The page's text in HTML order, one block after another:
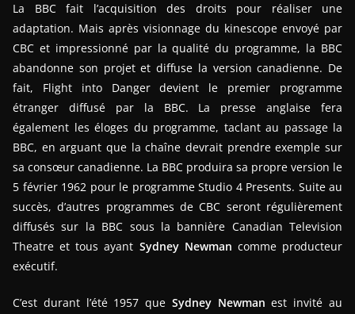
La BBC fait l’acquisition des droits pour réaliser une
adaptation. Mais après visionnage du kinescope envoyé par
CBC et impressionné par la qualité du programme, la BBC
abandonne son projet et diffuse la version canadienne. De
fait, Flight into Danger devient le premier programme
étranger diffusé par la BBC. La presse anglaise fera
également les éloges du programme, taclant au passage la
BBC, en arguant que la chaîne devrait prendre exemple sur
sa consœur canadienne. La BBC produira sa propre version le
5 février 1962 pour le programme Studio 4 Presents. Suite au
succès, d’autres programmes de CBC seront régulièrement
diffusés sur la BBC sous la bannière Canadian Television
Theatre et tous ayant Sydney Newman comme producteur
exécutif.
C’est durant l’été 1957 que Sydney Newman est invité au